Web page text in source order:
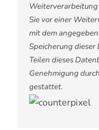
Sie vor einer
mit dem
Speicherung dieser
Teilen dieses
Genehmigung
gestattet.